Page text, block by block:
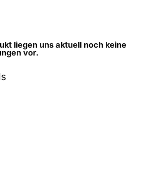
liegen uns aktuell noch keine
vor.